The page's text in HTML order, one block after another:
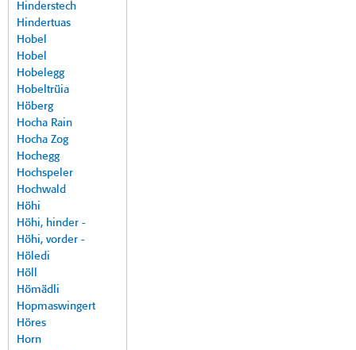
Hinderstech
Hindertuas
Hobel
Hobel
Hobelegg
Hobeltrüia
Höberg
Hocha Rain
Hocha Zog
Hochegg
Hochspeler
Hochwald
Höhi
Höhi, hinder -
Höhi, vorder -
Höledi
Höll
Hömädli
Hopmaswingert
Höres
Horn